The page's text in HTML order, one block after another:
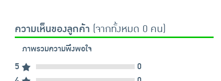
ความเห็นของลูกค้า (จากทั้งหมด 0 คน)
ภาพรวมความพึงพอใจ
5
0